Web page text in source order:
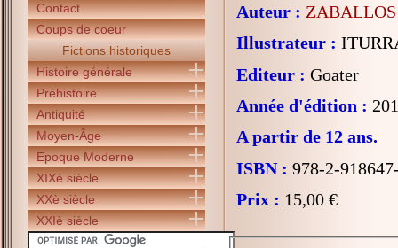
Contact
Coups de coeur
Fictions historiques
Histoire générale
Préhistoire
Antiquité
Moyen-Âge
Epoque Moderne
XIXè siècle
XXè siècle
XXIè siècle
Auteur : ZABALLOS
Illustrateur :
Editeur : Goater
Année d'édition :
A partir de 12 ans.
ISBN : 978-2-
Prix : 15,00 €